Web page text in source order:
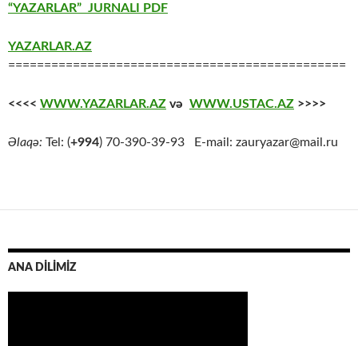
“YAZARLAR” JURNALI PDF
YAZARLAR.AZ
===============================================
<<<< WWW.YAZARLAR.AZ və WWW.USTAC.AZ >>>>
Əlaqə: Tel: (+994) 70-390-39-93 E-mail: zauryazar@mail.ru
ANA DİLİMİZ